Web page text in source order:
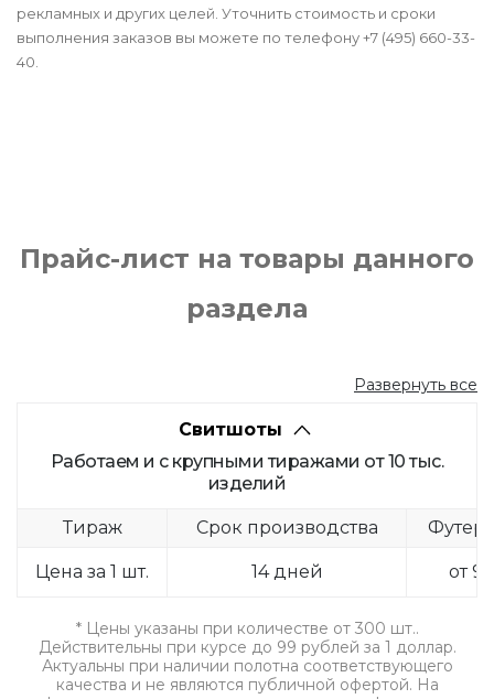
рекламных и других целей. Уточнить стоимость и сроки
выполнения заказов вы можете по телефону +7 (495) 660-33-
40.
Прайс-лист на товары данного
раздела
Развернуть все
Свитшоты
Работаем и с крупными тиражами от 10 тыс.
изделий
Тираж Срок производства Футер
Цена за 1 шт. 14 дней от
* Цены указаны при количестве от 300 шт..
Действительны при курсе до 99 рублей за 1 доллар.
Актуальны при наличии полотна соответствующего
качества и не являются публичной офертой. На